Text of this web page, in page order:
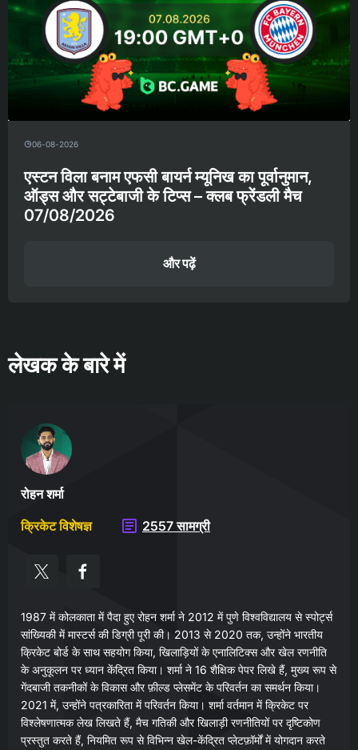
06-08-2026
एस्टन विला बनाम एफसी बायर्न म्यूनिख का पूर्वानुमान,
ऑड्स और सट्टेबाजी के टिप्स – क्लब फ्रेंडली मैच
07/08/2026
और पढ़ें
लेखक के बारे में
रोहन शर्मा
क्रिकेट विशेषज्ञ
2557 सामग्री
1987 में कोलकाता में पैदा हुए रोहन शर्मा ने 2012 में पुणे विश्वविद्यालय से स्पोर्ट्स
सांख्यिकी में मास्टर्स की डिग्री पूरी की। 2013 से 2020 तक, उन्होंने भारतीय
क्रिकेट बोर्ड के साथ सहयोग किया, खिलाड़ियों के एनालिटिक्स और खेल रणनीति
के अनुकूलन पर ध्यान केंद्रित किया। शर्मा ने 16 शैक्षिक पेपर लिखे हैं, मुख्य रूप से
गेंदबाजी तकनीकों के विकास और फ़ील्ड प्लेसमेंट के परिवर्तन का समर्थन किया।
2021 में, उन्होंने पत्रकारिता में परिवर्तन किया। शर्मा वर्तमान में क्रिकेट पर
विश्लेषणात्मक लेख लिखते हैं, मैच गतिकी और खिलाड़ी रणनीतियों पर दृष्टिकोण
प्रस्तुत करते हैं, नियमित रूप से विभिन्न खेल-केंद्रित प्लेटफ़ॉर्मों में योगदान करते